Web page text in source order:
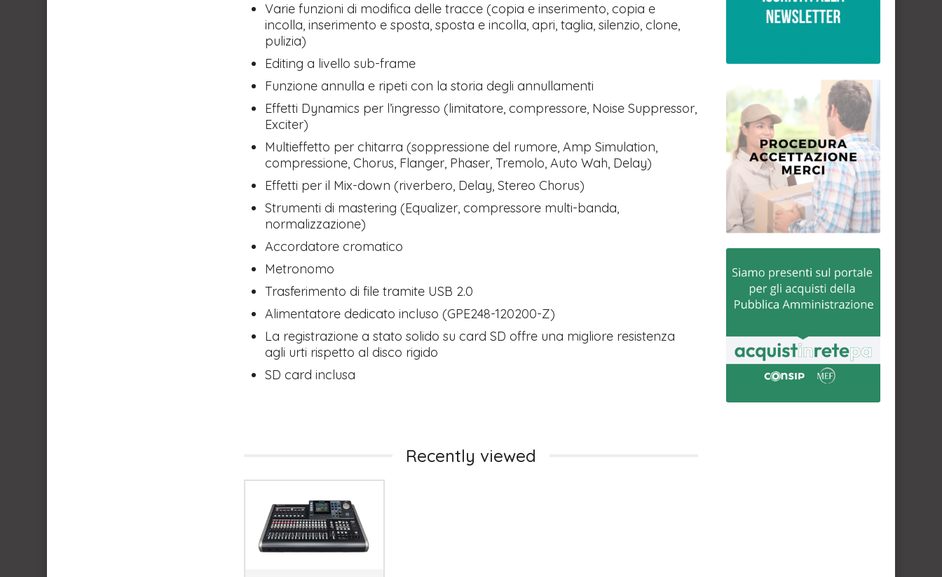
Varie funzioni di modifica delle tracce (copia e inserimento, copia e
incolla, inserimento e sposta, sposta e incolla, apri, taglia, silenzio, clone,
pulizia)
Editing a livello sub-frame
Funzione annulla e ripeti con la storia degli annullamenti
Effetti Dynamics per l’ingresso (limitatore, compressore, Noise Suppressor,
Exciter)
Multieffetto per chitarra (soppressione del rumore, Amp Simulation,
compressione, Chorus, Flanger, Phaser, Tremolo, Auto Wah, Delay)
Effetti per il Mix-down (riverbero, Delay, Stereo Chorus)
Strumenti di mastering (Equalizer, compressore multi-banda,
normalizzazione)
Accordatore cromatico
Metronomo
Trasferimento di file tramite USB 2.0
Alimentatore dedicato incluso (GPE248-120200-Z)
La registrazione a stato solido su card SD offre una migliore resistenza
agli urti rispetto al disco rigido
SD card inclusa
Recently viewed